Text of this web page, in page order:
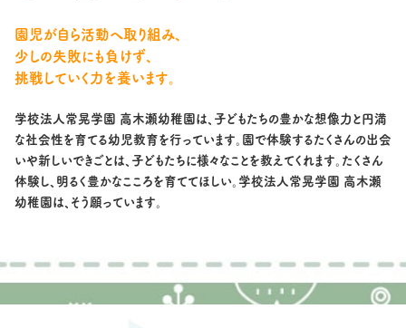
園児が自ら活動へ取り組み、
少しの失敗にも負けず、
挑戦していく力を養います。
学校法人常晃学園 高木瀬幼稚園は、子どもたちの豊かな想像力と円満
な社会性を育てる幼児教育を行っています。園で体験するたくさんの出会
いや新しいできごとは、子どもたちに様々なことを教えてくれます。たくさん
体験し、明るく豊かなこころを育ててほしい。学校法人常晃学園 高木瀬
幼稚園は、そう願っています。